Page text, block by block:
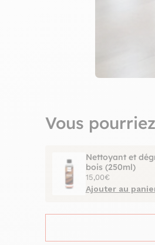
Vous
Nettoyant et
bois (250ml)
15,00€
Ajouter au